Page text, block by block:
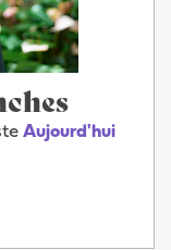
Aujourd'hui